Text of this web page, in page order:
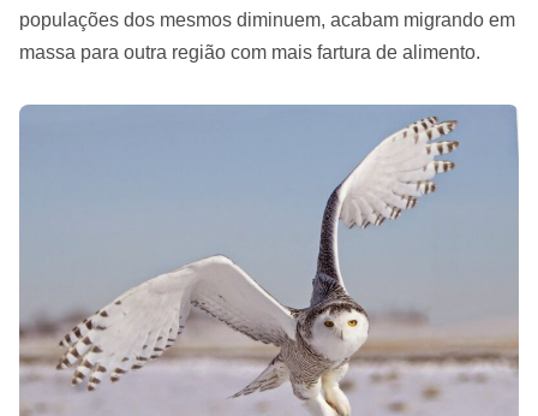
populações dos mesmos diminuem, acabam migrando em
massa para outra região com mais fartura de alimento.